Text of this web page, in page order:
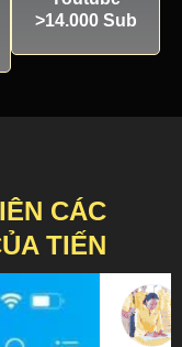
>14.000 Sub
CÁC
TIẾN​